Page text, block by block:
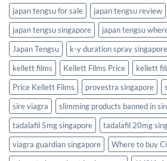
japan tengsu for sale
japan tengsu review
japan tengsu singapore
japan tengsu
Japan Tengsu
k-y duration spray singapore
kellett films
Kellett Films Price kellett
Price Kellett Films
provestra singapore
sire viagra
slimming products banned in
tadalafil 5mg singapore
tadalafil 20mg
viagra guardian singapore
Where to buy